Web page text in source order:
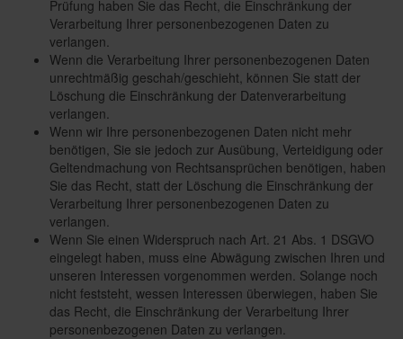
Prüfung haben Sie das Recht, die Einschränkung der
Verarbeitung Ihrer personenbezogenen Daten zu
verlangen.
Wenn die Verarbeitung Ihrer personenbezogenen Daten
unrechtmäßig geschah/geschieht, können Sie statt der
Löschung die Einschränkung der Datenverarbeitung
verlangen.
Wenn wir Ihre personenbezogenen Daten nicht mehr
benötigen, Sie sie jedoch zur Ausübung, Verteidigung oder
Geltendmachung von Rechtsansprüchen benötigen, haben
Sie das Recht, statt der Löschung die Einschränkung der
Verarbeitung Ihrer personenbezogenen Daten zu
verlangen.
Wenn Sie einen Widerspruch nach Art. 21 Abs. 1 DSGVO
eingelegt haben, muss eine Abwägung zwischen Ihren und
unseren Interessen vorgenommen werden. Solange noch
nicht feststeht, wessen Interessen überwiegen, haben Sie
das Recht, die Einschränkung der Verarbeitung Ihrer
personenbezogenen Daten zu verlangen.